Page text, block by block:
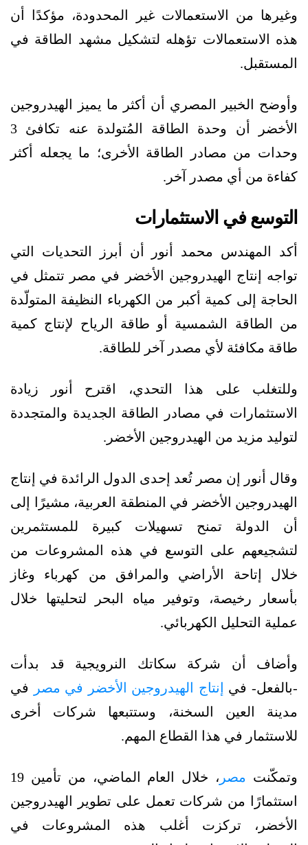
وغيرها من الاستعمالات غير المحدودة، مؤكدًا أن
هذه الاستعمالات تؤهله لتشكيل مشهد الطاقة في
المستقبل.
وأوضح الخبير المصري أن أكثر ما يميز الهيدروجين
الأخضر أن وحدة الطاقة المُتولدة عنه تكافئ 3
وحدات من مصادر الطاقة الأخرى؛ ما يجعله أكثر
كفاءة من أي مصدر آخر.
التوسع في الاستثمارات
أكد المهندس محمد أنور أن أبرز التحديات التي
تواجه إنتاج الهيدروجين الأخضر في مصر تتمثل في
الحاجة إلى كمية أكبر من الكهرباء النظيفة المتولّدة
من الطاقة الشمسية أو طاقة الرياح لإنتاج كمية
طاقة مكافئة لأي مصدر آخر للطاقة.
وللتغلب على هذا التحدي، اقترح أنور زيادة
الاستثمارات في مصادر الطاقة الجديدة والمتجددة
لتوليد مزيد من الهيدروجين الأخضر.
وقال أنور إن مصر تُعد إحدى الدول الرائدة في إنتاج
الهيدروجين الأخضر في المنطقة العربية، مشيرًا إلى
أن الدولة تمنح تسهيلات كبيرة للمستثمرين
لتشجيعهم على التوسع في هذه المشروعات من
خلال إتاحة الأراضي والمرافق من كهرباء وغاز
بأسعار رخيصة، وتوفير مياه البحر لتحليتها خلال
عملية التحليل الكهربائي.
وأضاف أن شركة سكاتك النرويجية قد بدأت
-بالفعل- في
إنتاج الهيدروجين الأخضر في مصر
في
مدينة العين السخنة، وستتبعها شركات أخرى
للاستثمار في هذا القطاع المهم.
وتمكّنت مصر
، خلال العام الماضي، من تأمين 19
استثمارًا من شركات تعمل على تطوير الهيدروجين
الأخضر، تركزت أغلب هذه المشروعات في